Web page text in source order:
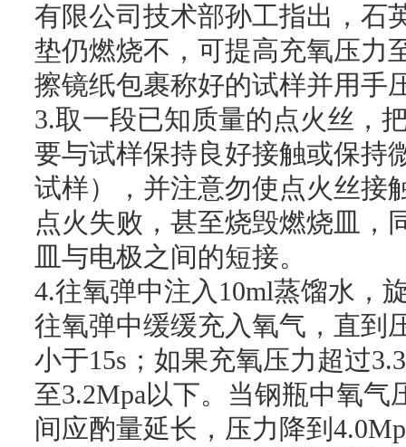
有限公司技术部孙工指出， 石
垫仍燃烧不，可提高充氧压力
擦镜纸包裹称好的试样并用手
3.取一段已知质量的点火丝，
要与试样保持良好接触或保持
试样），并注意勿使点火丝接
点火失败，甚至烧毁燃烧皿，
皿与电极之间的短接。
4.往氧弹中注入10ml蒸馏水，
往氧弹中缓缓充入氧气，直到
小于15s；如果充氧压力超过
至3.2Mpa以下。当钢瓶中氧气
间应酌量延长，压力降到